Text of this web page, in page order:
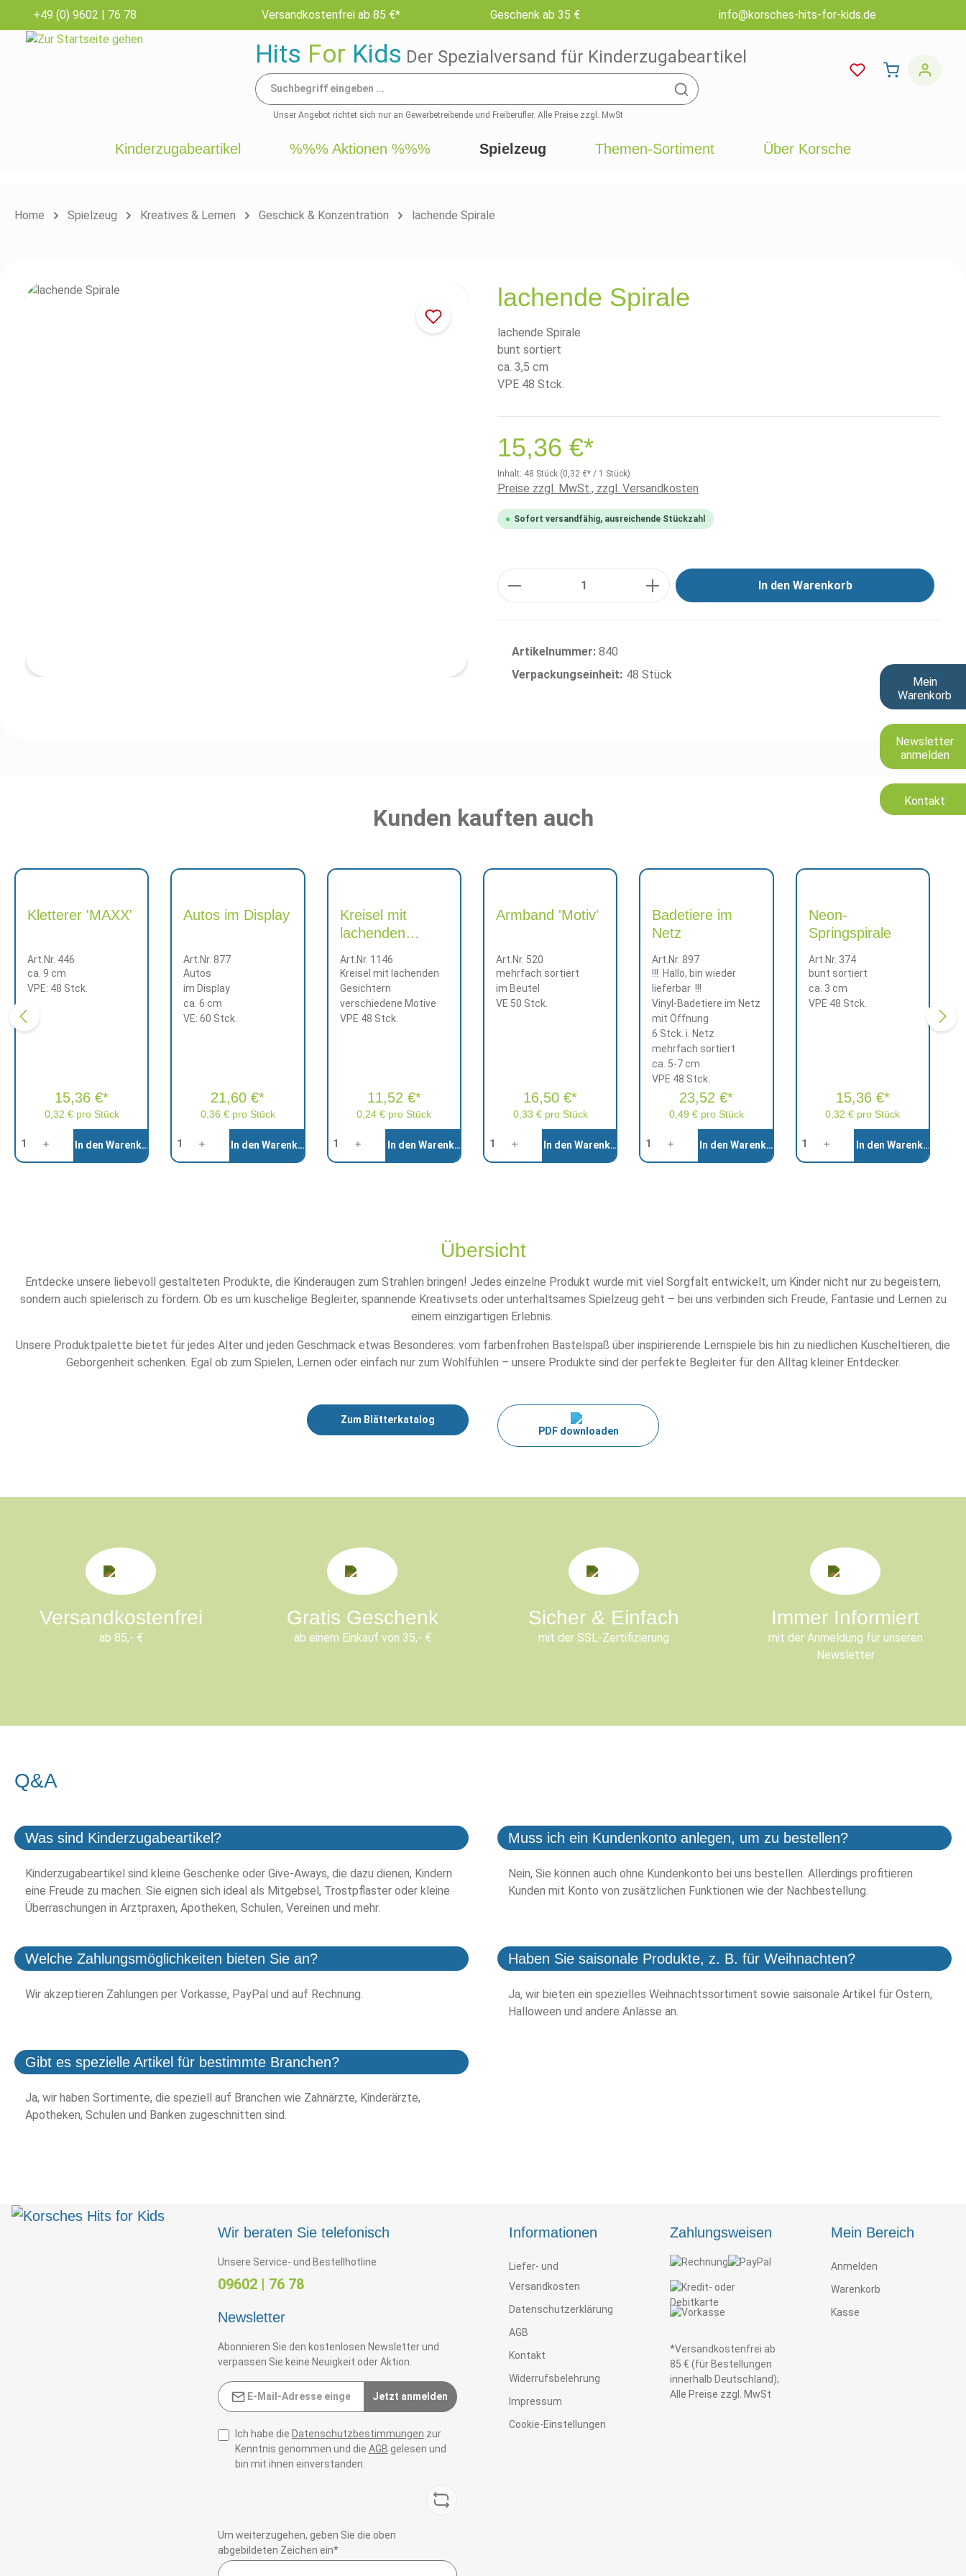
springen
+49 (0) 9602 | 76 78 Versandkostenfrei ab 85 €* Geschenk ab 35 € info@korsches-hits-for-kids.de
Hits For Kids Der Spezialversand für Kinderzugabeartikel
Unser Angebot richtet sich nur an Gewerbetreibende und Freiberufler. Alle Preise zzgl. MwSt
Kinderzugabeartikel %%% Aktionen %%% Spielzeug Themen-Sortiment Über Korsche
Home Spielzeug Kreatives & Lernen Geschick & Konzentration lachende Spirale
lachende Spirale
lachende Spirale
bunt sortiert
ca. 3,5 cm
VPE 48 Stck.
15,36 €*
Inhalt: 48 Stück (0,32 €* / 1 Stück)
Preise zzgl. MwSt., zzgl. Versandkosten
Sofort versandfähig, ausreichende Stückzahl
In den Warenkorb
Artikelnummer: 840
Verpackungseinheit: 48 Stück
Kunden kauften auch
Kletterer 'MAXX'
Art.Nr. 446
ca. 9 cm
VPE: 48 Stck.
0,32 € pro Stück
15,36 €*
Anzahl
In den Warenkorb
Autos im Display
Art.Nr. 877
Autos
im Display
ca. 6 cm
VE: 60 Stck.
0,36 € pro Stück
21,60 €*
Anzahl
In den Warenkorb
Kreisel mit
lachenden
Art.Nr. 1146
Kreisel mit lachenden
Gesichtern
verschiedene Motive
VPE 48 Stck.
0,24 € pro Stück
11,52 €*
Anzahl
In den Warenkorb
Armband 'Motiv'
Art.Nr. 520
mehrfach sortiert
im Beutel
VE 50 Stck.
0,33 € pro Stück
16,50 €*
Anzahl
In den Warenkorb
Badetiere im
Netz
Art.Nr. 897
!!! Hallo, bin wieder
lieferbar !!!
Vinyl-Badetiere im Netz
mit Öffnung
6 Stck. i. Netz
mehrfach sortiert
ca. 5-7 cm
VPE 48 Stck.
0,49 € pro Stück
23,52 €*
Anzahl
In den Warenkorb
Neon-
Springspirale
Art.Nr. 374
bunt sortiert
ca. 3 cm
VPE 48 Stck.
0,32 € pro Stück
15,36 €*
Anzahl
In den Warenkorb
Übersicht
Entdecke unsere liebevoll gestalteten Produkte, die Kinderaugen zum Strahlen bringen! Jedes einzelne Produkt wurde mit viel Sorgfalt entwickelt, um Kinder nicht nur zu begeistern,
sondern auch spielerisch zu fördern. Ob es um kuschelige Begleiter, spannende Kreativsets oder unterhaltsames Spielzeug geht – bei uns verbinden sich Freude, Fantasie und Lernen zu
einem einzigartigen Erlebnis.
Unsere Produktpalette bietet für jedes Alter und jeden Geschmack etwas Besonderes: vom farbenfrohen Bastelspaß über inspirierende Lernspiele bis hin zu niedlichen Kuscheltieren, die
Geborgenheit schenken. Egal ob zum Spielen, Lernen oder einfach nur zum Wohlfühlen – unsere Produkte sind der perfekte Begleiter für den Alltag kleiner Entdecker.
Zum Blätterkatalog
PDF downloaden
Versandkostenfrei
ab 85,- €
Gratis Geschenk
ab einem Einkauf von 35,- €
Sicher & Einfach
mit der SSL-Zertifizierung
Immer Informiert
mit der Anmeldung für unseren
Newsletter
Q&A
Was sind Kinderzugabeartikel?
Kinderzugabeartikel sind kleine Geschenke oder Give-Aways, die dazu dienen, Kindern
eine Freude zu machen. Sie eignen sich ideal als Mitgebsel, Trostpflaster oder kleine
Überraschungen in Arztpraxen, Apotheken, Schulen, Vereinen und mehr.
Muss ich ein Kundenkonto anlegen, um zu bestellen?
Nein, Sie können auch ohne Kundenkonto bei uns bestellen. Allerdings profitieren
Kunden mit Konto von zusätzlichen Funktionen wie der Nachbestellung.
Welche Zahlungsmöglichkeiten bieten Sie an?
Wir akzeptieren Zahlungen per Vorkasse, PayPal und auf Rechnung.
Haben Sie saisonale Produkte, z. B. für Weihnachten?
Ja, wir bieten ein spezielles Weihnachtssortiment sowie saisonale Artikel für Ostern,
Halloween und andere Anlässe an.
Gibt es spezielle Artikel für bestimmte Branchen?
Ja, wir haben Sortimente, die speziell auf Branchen wie Zahnärzte, Kinderärzte,
Apotheken, Schulen und Banken zugeschnitten sind.
Mein
Warenkorb
Newsletter
anmelden
Kontakt
Wir beraten Sie telefonisch
Unsere Service- und Bestellhotline
09602 | 76 78
Newsletter
Abonnieren Sie den kostenlosen Newsletter und
verpassen Sie keine Neuigkeit oder Aktion.
E-Mail-Adresse*
Jetzt anmelden
Ich habe die Datenschutzbestimmungen zur
Kenntnis genommen und die AGB gelesen und
bin mit ihnen einverstanden.
Um weiterzugehen, geben Sie die oben
abgebildeten Zeichen ein*
Informationen
Liefer- und
Versandkosten
Datenschutzerklärung
AGB
Kontakt
Widerrufsbelehrung
Impressum
Cookie-Einstellungen
Zahlungsweisen
*Versandkostenfrei ab
85 € (für Bestellungen
innerhalb Deutschland);
Alle Preise zzgl. MwSt
Mein Bereich
Anmelden
Warenkorb
Kasse